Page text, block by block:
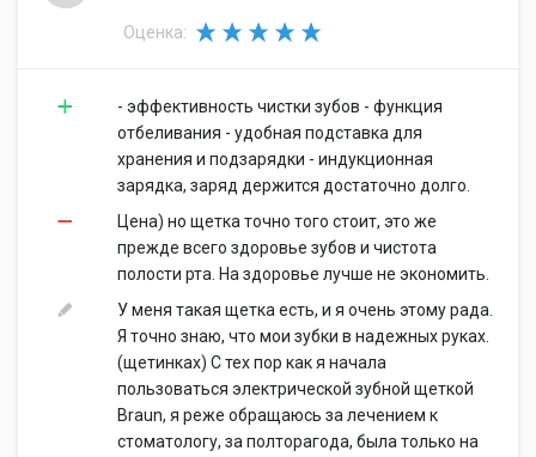
Оценка:
- эффективность чистки зубов - функция
отбеливания - удобная подставка для
хранения и подзарядки - индукционная
зарядка, заряд держится достаточно долго.
Цена) но щетка точно того стоит, это же
прежде всего здоровье зубов и чистота
полости рта. На здоровье лучше не экономить.
У меня такая щетка есть, и я очень этому рада.
Я точно знаю, что мои зубки в надежных руках.
(щетинках) С тех пор как я начала
пользоваться электрической зубной щеткой
Braun, я реже обращаюсь за лечением к
стоматологу, за полторагода, была только на